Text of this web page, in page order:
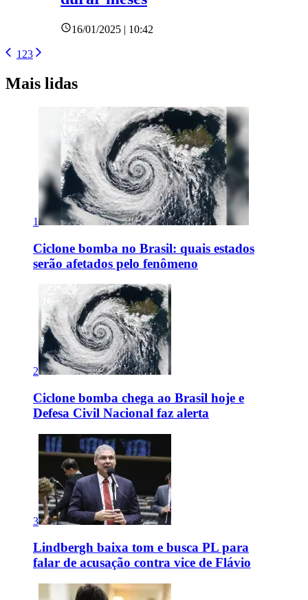
16/01/2025 | 10:42
1 23
Mais lidas
1
Ciclone bomba no Brasil: quais estados
serão afetados pelo fenômeno
2
Ciclone bomba chega ao Brasil hoje e
Defesa Civil Nacional faz alerta
3
Lindbergh baixa tom e busca PL para
falar de acusação contra vice de Flávio